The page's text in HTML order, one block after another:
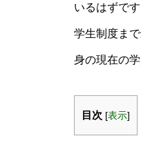
いるはずで
学生制度ま
身の現在の
目次 [表示]